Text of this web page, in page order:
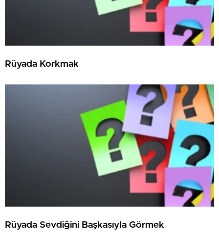
Rüyada Korkmak
Rüyada Sevdiğini Başkasıyla Görmek